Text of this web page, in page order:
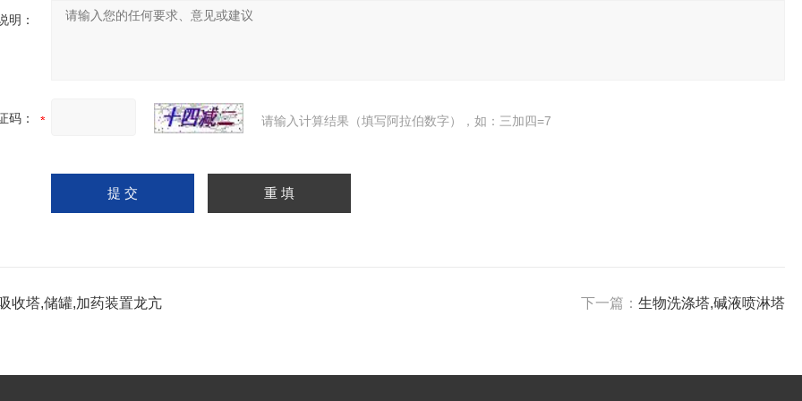
明：
码： 请输入计算结果（填写阿拉伯数字），如：三加四=7
收塔,储罐,加药装置龙亢 下一篇： 生物洗涤塔,碱液喷淋塔